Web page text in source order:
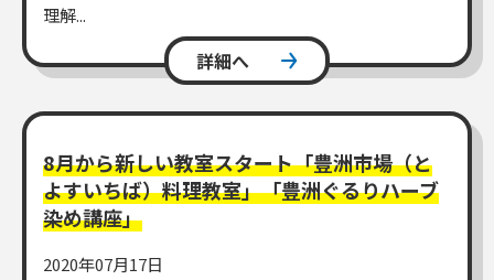
理解...
詳細へ
8月から新しい教室スタート「豊洲市場（と
よすいちば）料理教室」「豊洲ぐるりハーブ
染め講座」
2020年07月17日